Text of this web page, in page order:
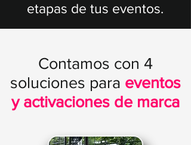
etapas de tus eventos.
Contamos con 4
soluciones para eventos
y activaciones de marca